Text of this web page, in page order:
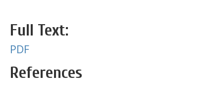
Full Text:
PDF
References